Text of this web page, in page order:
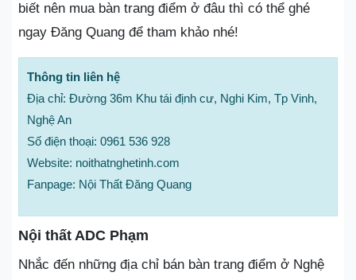
biết nên mua bàn trang điểm ở đâu thì có thể ghé
ngay Đăng Quang để tham khảo nhé!
Thông tin liên hệ
Địa chỉ: Đường 36m Khu tái định cư, Nghi Kim, Tp Vinh,
Nghệ An
Số điện thoại: 0961 536 928
Website: noithatnghetinh.com
Fanpage: Nội Thất Đăng Quang
Nội thất ADC Phạm
Nhắc đến những địa chỉ bán bàn trang điểm ở Nghệ